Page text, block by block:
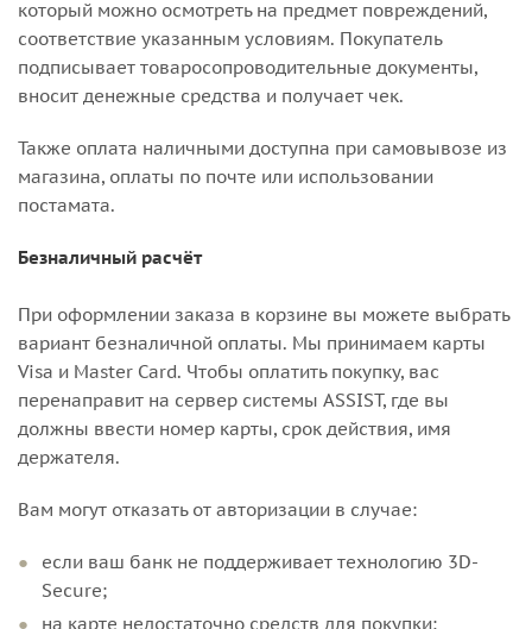
который можно осмотреть на предмет повреждений,
соответствие указанным условиям. Покупатель
подписывает товаросопроводительные документы,
вносит денежные средства и получает чек.
Также оплата наличными доступна при самовывозе из
магазина, оплаты по почте или использовании
постамата.
Безналичный расчёт
При оформлении заказа в корзине вы можете выбрать
вариант безналичной оплаты. Мы принимаем карты
Visa и Master Card. Чтобы оплатить покупку, вас
перенаправит на сервер системы ASSIST, где вы
должны ввести номер карты, срок действия, имя
держателя.
Вам могут отказать от авторизации в случае:
если ваш банк не поддерживает технологию 3D-
Secure;
на карте недостаточно средств для покупки;